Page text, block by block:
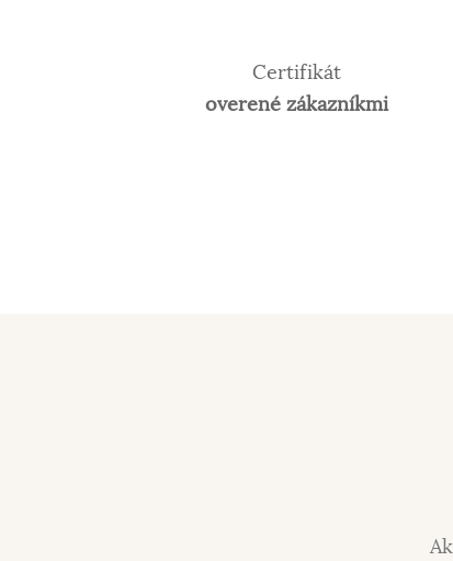
Certifikát
overené zákazníkmi